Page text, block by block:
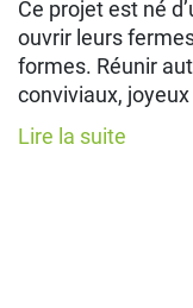
Ce projet est né
ouvrir leurs
formes. Réunir
conviviaux,
Lire la suite